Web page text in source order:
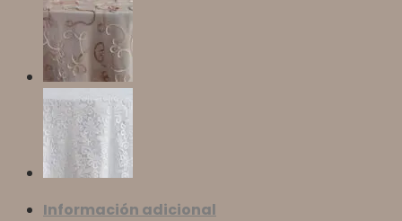
Información adicional